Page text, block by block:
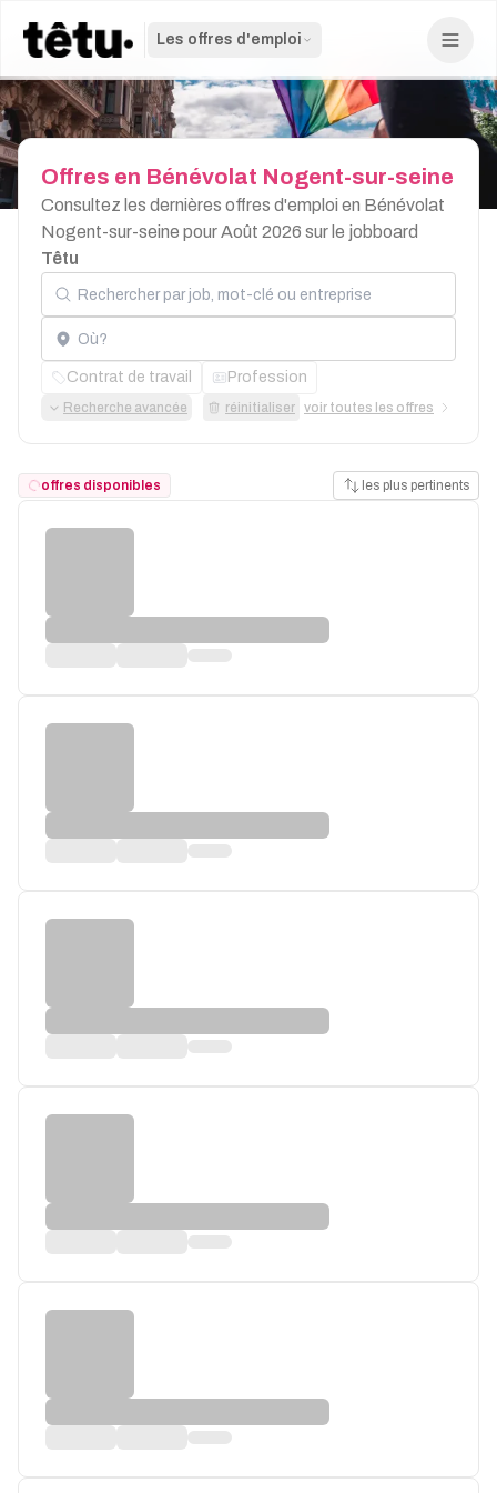
Les offres d'emploi
Offres en Bénévolat Nogent-sur-seine
Consultez les dernières offres d'emploi en Bénévolat
Nogent-sur-seine pour Août 2026 sur le jobboard
Têtu
Rechercher par job, mot-clé ou entreprise
Localisation
Contrat de travail Profession
Recherche avancée réinitialiser voir toutes les offres
offres disponibles les plus pertinents